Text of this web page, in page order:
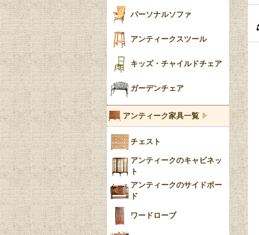
ミラー
花瓶おしゃれ
陶器の人形
キャンドルホルダー
バラスター
陶磁器の模様一覧
イマリ（IMARI）
ブルー＆ホワイト
ブルーウィローパターン
Blue）
YUAN
チンツ
クリノリン
パーソナルソファ
アンティークスツール
キッズ・チャイルドチェア
ガーデンチェア
アンティーク家具一覧
チェスト
アンティークのキャビネッ
ト
アンティークのサイドボー
ド
ワードローブ